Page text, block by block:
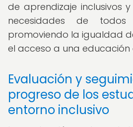
de aprendizaje inclusivos
necesidades de todos
promoviendo la igualdad
el acceso a una
Evaluación y
progreso de los
entorno inclusivo